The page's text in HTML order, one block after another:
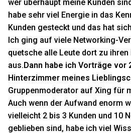
wer überhaupt meine Kunden
habe sehr viel Energie in das
Kunden gesteckt und das hat
Ich ging auf viele Networking-
quetsche alle Leute dort zu
aus. Dann habe ich Vorträge vor
Hinterzimmer meines
Gruppenmoderator auf Xing für
Auch wenn der Aufwand enorm
vielleicht 2 bis 3 Kunden und 10
geblieben sind, habe ich viel